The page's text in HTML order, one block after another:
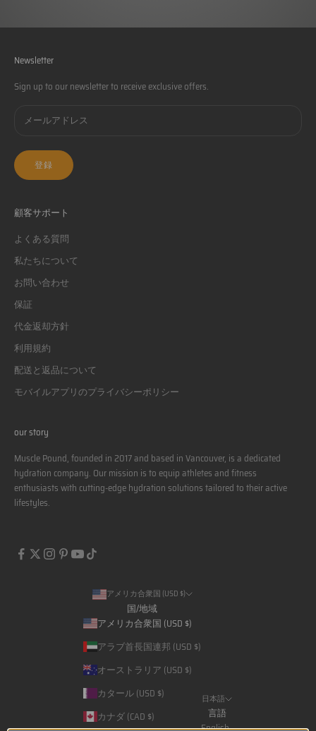
Newsletter
Sign up to our newsletter to receive exclusive offers.
登録
顧客サポート
よくある質問
私たちについて
お問い合わせ
保証
代金返却方針
利用規約
配送と返品について
モバイルアプリのプライバシーポリシー
our story
Muscle Pound, founded in 2017 and based in Vancouver, is a dedicated
hydration company. Our mission is to equip athletes and fitness
enthusiasts with cutting-edge hydration solutions tailored to their active
lifestyles.
アメリカ合衆国 (USD $)
国/地域
アメリカ合衆国 (USD $)
アラブ首長国連邦 (USD $)
オーストラリア (USD $)
カタール (USD $)
カナダ (CAD $)
日本語
言語
English